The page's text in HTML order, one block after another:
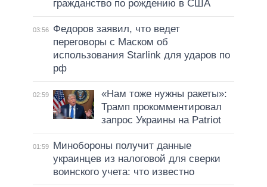
гражданство по рождению в США
03:56
Федоров заявил, что ведет
переговоры с Маском об
использования Starlink для ударов по
рф
02:59
«Нам тоже нужны ракеты»:
Трамп прокомментировал
запрос Украины на Patriot
01:59
Минобороны получит данные
украинцев из налоговой для сверки
воинского учета: что известно